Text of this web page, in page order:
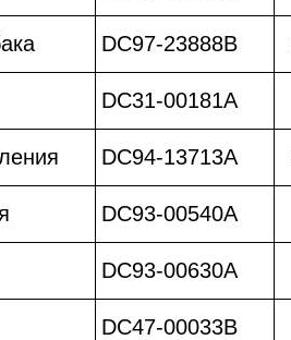
DC97-23888B
DC31-00181A
DC94-13713A
DC93-00540A
DC93-00630A
DC47-00033B